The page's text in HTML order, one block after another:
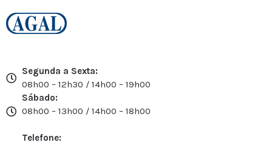
Segunda a Sexta:
08h00 – 12h30 / 14h00 – 19h00
Sábado:
08h00 – 13h00 / 14h00 – 18h00
Telefone: